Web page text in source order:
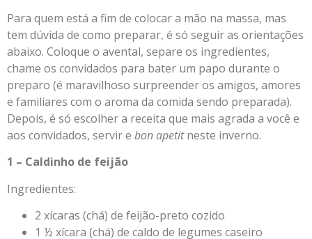
Para quem está a fim de colocar a mão na massa, mas
tem dúvida de como preparar, é só seguir as orientações
abaixo. Coloque o avental, separe os ingredientes,
chame os convidados para bater um papo durante o
preparo (é maravilhoso surpreender os amigos, amores
e familiares com o aroma da comida sendo preparada).
Depois, é só escolher a receita que mais agrada a você e
aos convidados, servir e bon apetitneste inverno.
1 – Caldinho de feijão
Ingredientes:
2 xícaras (chá) de feijão-preto cozido
1 ½ xícara (chá) de caldo de legumes caseiro